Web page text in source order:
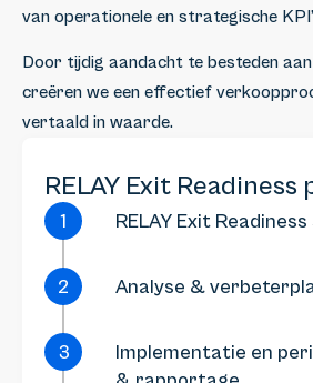
van operationele en strategische
Door tijdig aandacht te besteden
creëren we een effectief
vertaald in waarde.
RELAY Exit Readiness
1 RELAY Exit
2 Analyse &
3
Implementatie en